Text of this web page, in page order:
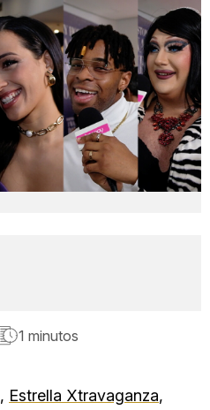
1 minutos
, Estrella Xtravaganza,